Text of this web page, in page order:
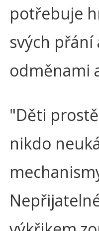
potřebuje
svých přání
odměnami
"Děti
nikdo